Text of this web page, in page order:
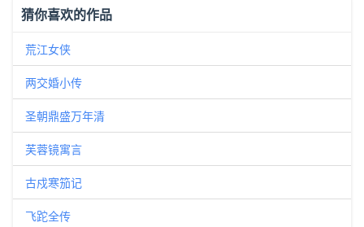
猜你喜欢的作品
荒江女侠
两交婚小传
圣朝鼎盛万年清
芙蓉镜寓言
古戍寒笳记
飞跎全传